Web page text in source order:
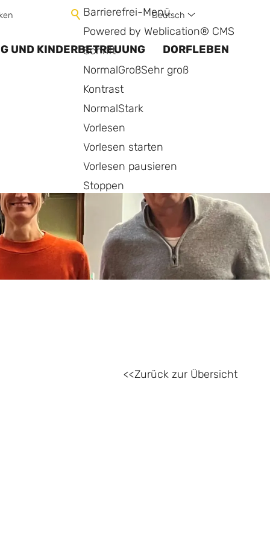
Barrierefrei-Menü
Powered by Weblication® CMS
Schrift
NormalGroßSehr groß
Kontrast
NormalStark
Vorlesen
Vorlesen starten
Vorlesen pausieren
Stoppen
Deutsch
UND KINDERBETREUUNG DORFLEBEN
Zurück zur Übersicht